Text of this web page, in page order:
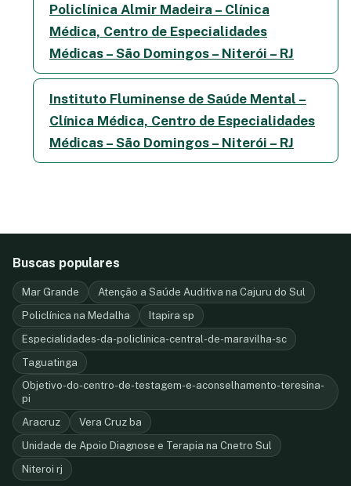
Policlínica Almir Madeira – Clínica
Médica, Centro de Especialidades
Médicas – São Domingos – Niterói – RJ
Instituto Fluminense de Saúde Mental –
Clínica Médica, Centro de Especialidades
Médicas – São Domingos – Niterói – RJ
Buscas populares
Mar Grande
Atenção a Saúde Auditiva na Cajuru do Sul
Policlínica na Medalha
Itapira sp
Especialidades-da-policlinica-central-de-maravilha-sc
Taguatinga
Objetivo-do-centro-de-testagem-e-aconselhamento-teresina-
pi
Aracruz
Vera Cruz ba
Unidade de Apoio Diagnose e Terapia na Cnetro Sul
Niteroi rj